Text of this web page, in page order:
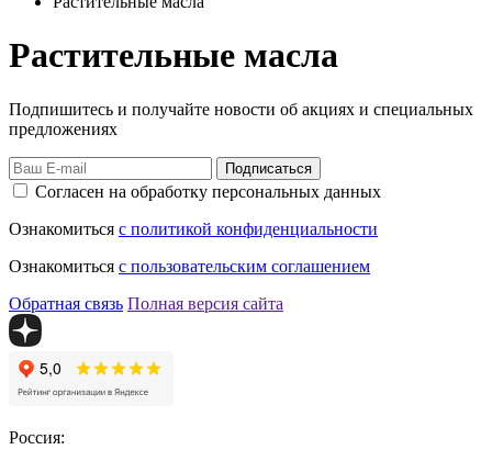
Растительные масла
Подпишитесь и получайте новости об акциях и специальных
предложениях
Подписаться
Согласен на обработку персональных данных
Ознакомиться с политикой конфиденциальности
Ознакомиться с пользовательским соглашением
Обратная связь Полная версия сайта
Россия: